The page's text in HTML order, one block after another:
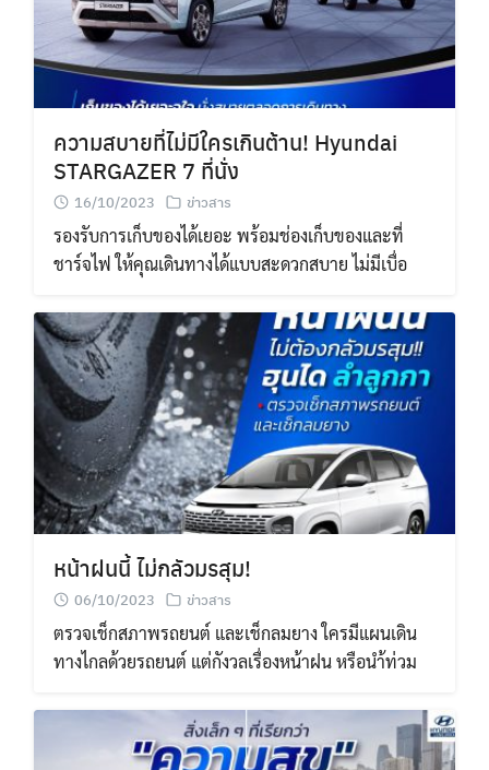
Search
for: Search
ความสบายที่ไม่มีใครเกินต้าน! Hyundai
STARGAZER 7 ที่นั่ง
16/10/2023 ข่าวสาร
รองรับการเก็บของได้เยอะ พร้อมช่องเก็บของและที่
ชาร์จไฟ ให้คุณเดินทางได้แบบสะดวกสบาย ไม่มีเบื่อ
หน้าฝนนี้ ไม่กลัวมรสุม!
06/10/2023 ข่าวสาร
ตรวจเช็กสภาพรถยนต์ และเช็กลมยาง ใครมีแผนเดิน
ทางไกลด้วยรถยนต์ แต่กังวลเรื่องหน้าฝน หรือนำ้ท่วม